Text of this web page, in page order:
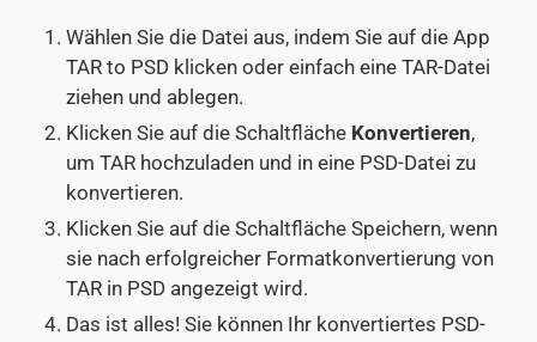
Wählen Sie die Datei aus, indem Sie auf die App
TAR to PSD klicken oder einfach eine TAR-Datei
ziehen und ablegen.
Klicken Sie auf die Schaltfläche Konvertieren,
um TAR hochzuladen und in eine PSD-Datei zu
konvertieren.
Klicken Sie auf die Schaltfläche Speichern, wenn
sie nach erfolgreicher Formatkonvertierung von
TAR in PSD angezeigt wird.
Das ist alles! Sie können Ihr konvertiertes PSD-